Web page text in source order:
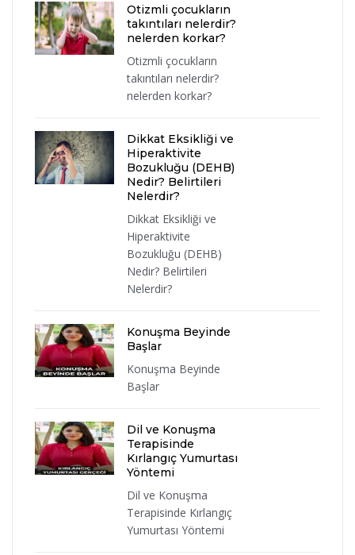
Otizmli çocukların
takıntıları nelerdir?
nelerden korkar?
Otizmli çocukların
takıntıları nelerdir?
nelerden korkar?
Dikkat Eksikliği ve
Hiperaktivite
Bozukluğu (DEHB)
Nedir? Belirtileri
Nelerdir?
Dikkat Eksikliği ve
Hiperaktivite
Bozukluğu (DEHB)
Nedir? Belirtileri
Nelerdir?
Konuşma Beyinde
Başlar
Konuşma Beyinde
Başlar
Dil ve Konuşma
Terapisinde
Kırlangıç Yumurtası
Yöntemi
Dil ve Konuşma
Terapisinde Kırlangıç
Yumurtası Yöntemi